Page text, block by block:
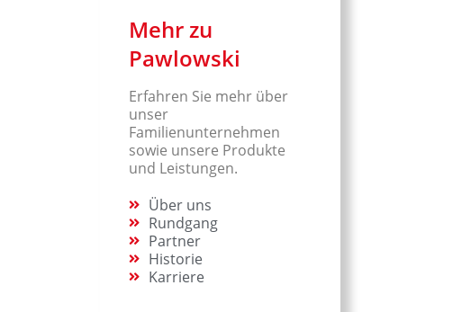
Mehr zu
Pawlowski
Erfahren Sie mehr über
unser
Familienunternehmen
sowie unsere Produkte
und Leistungen.
Über uns
Rundgang
Partner
Historie
Karriere